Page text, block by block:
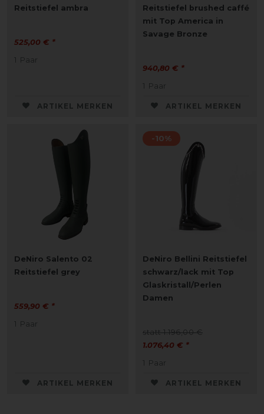
Reitstiefel ambra
525,00 € *
1 Paar
ARTIKEL MERKEN
Reitstiefel brushed caffé
mit Top America in
Savage Bronze
940,80 € *
1 Paar
ARTIKEL MERKEN
DeNiro Salento 02
Reitstiefel grey
559,90 € *
1 Paar
ARTIKEL MERKEN
-10%
DeNiro Bellini Reitstiefel
schwarz/lack mit Top
Glaskristall/Perlen
Damen
statt 1.196,00 €
1.076,40 € *
1 Paar
ARTIKEL MERKEN